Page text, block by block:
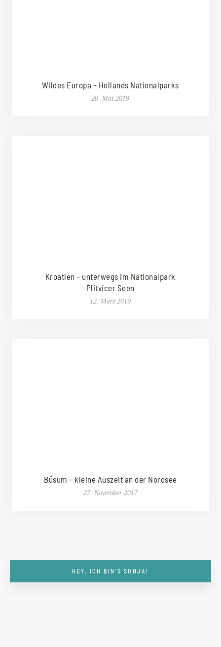
Wildes Europa – Hollands Nationalparks
20. Mai 2019
Kroatien – unterwegs im Nationalpark
Plitvicer Seen
12. März 2019
Büsum – kleine Auszeit an der Nordsee
27. November 2017
HEY, ICH BIN’S SONJA!